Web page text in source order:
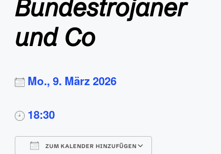
Bundestrojaner
und Co
Mo., 9. März 2026
18:30
ZUM KALENDER HINZUFÜGEN